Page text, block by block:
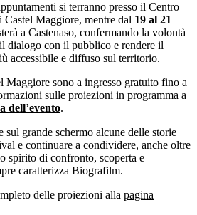
si terranno presso il Centro
Maggiore, mentre dal 19 al 21
a Castenaso, confermando la volontà
dialogo con il pubblico e rendere il
accessibile e diffuso sul territorio.
Maggiore sono a ingresso gratuito fino a
sulle proiezioni in programma a
dell’evento.
sul grande schermo alcune delle storie
e continuare a condividere, anche oltre
spirito di confronto, scoperta e
caratterizza Biografilm.
delle proiezioni alla pagina